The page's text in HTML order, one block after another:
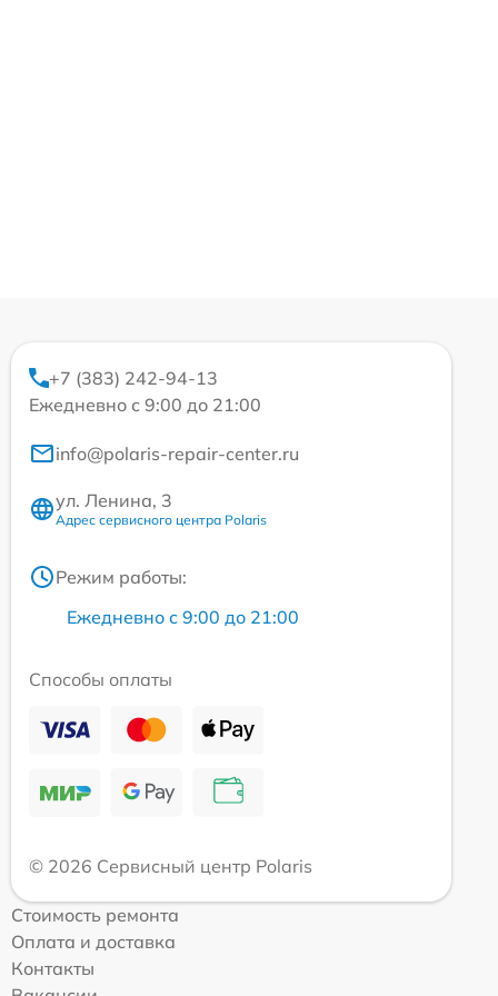
+7 (383) 242-94-13
Ежедневно с 9:00 до 21:00
info@polaris-repair-center.ru
ул. Ленина, 3
Адрес сервисного центра Polaris
Режим работы:
Ежедневно с 9:00 до 21:00
Способы оплаты
© 2026 Сервисный центр Polaris
Стоимость ремонта
Оплата и доставка
Контакты